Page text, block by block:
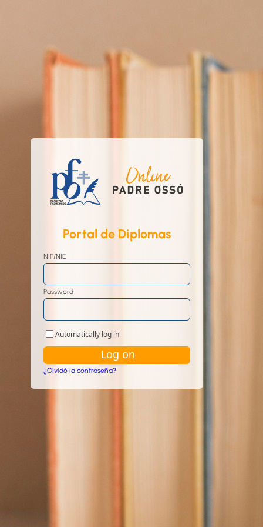
Portal de Diplomas
NIF/NIE
Password
Automatically log in
¿Olvidó la contraseña?